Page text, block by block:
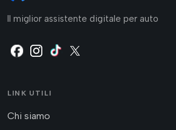
Il miglior assistente digitale per auto
LINK UTILI
Chi siamo